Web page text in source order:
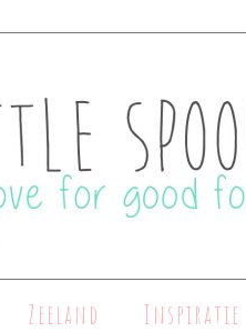
Zeeland Inspiratie